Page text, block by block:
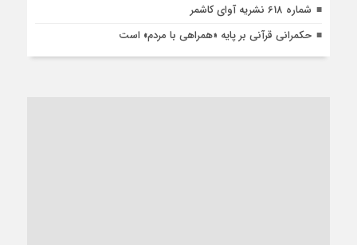
شماره 618 نشریه آوای کاشمر
حکمرانی قرآنی بر پایه «همراهی با مردم» است